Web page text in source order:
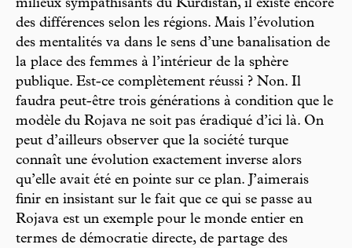
milieux sympathisants du Kurdistan, il existe encore
des différences selon les régions. Mais l’évolution
des mentalités va dans le sens d’une banalisation de
la place des femmes à l’intérieur de la sphère
publique. Est-ce complètement réussi ? Non. Il
faudra peut-être trois générations à condition que le
modèle du Rojava ne soit pas éradiqué d’ici là. On
peut d’ailleurs observer que la société turque
connaît une évolution exactement inverse alors
qu’elle avait été en pointe sur ce plan. J’aimerais
finir en insistant sur le fait que ce qui se passe au
Rojava est un exemple pour le monde entier en
termes de démocratie directe, de partage des